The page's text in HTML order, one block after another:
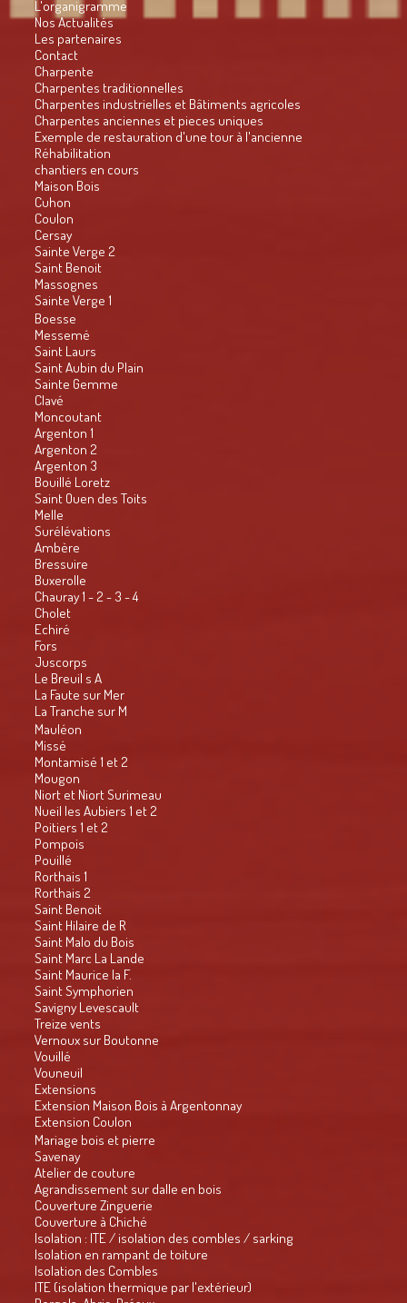
L'organigramme
Nos Actualités
Les partenaires
Contact
Charpente
Charpentes traditionnelles
Charpentes industrielles et Bâtiments agricoles
Charpentes anciennes et pieces uniques
Exemple de restauration d'une tour à l'ancienne
Réhabilitation
chantiers en cours
Maison Bois
Cuhon
Coulon
Cersay
Sainte Verge 2
Saint Benoit
Massognes
Sainte Verge 1
Boesse
Messemé
Saint Laurs
Saint Aubin du Plain
Sainte Gemme
Clavé
Moncoutant
Argenton 1
Argenton 2
Argenton 3
Bouillé Loretz
Saint Ouen des Toits
Melle
Surélévations
Ambère
Bressuire
Buxerolle
Chauray 1 - 2 - 3 - 4
Cholet
Echiré
Fors
Juscorps
Le Breuil s A
La Faute sur Mer
La Tranche sur M
Mauléon
Missé
Montamisé 1 et 2
Mougon
Niort et Niort Surimeau
Nueil les Aubiers 1 et 2
Poitiers 1 et 2
Pompois
Pouillé
Rorthais 1
Rorthais 2
Saint Benoit
Saint Hilaire de R
Saint Malo du Bois
Saint Marc La Lande
Saint Maurice la F.
Saint Symphorien
Savigny Levescault
Treize vents
Vernoux sur Boutonne
Vouillé
Vouneuil
Extensions
Extension Maison Bois à Argentonnay
Extension Coulon
Mariage bois et pierre
Savenay
Atelier de couture
Agrandissement sur dalle en bois
Couverture Zinguerie
Couverture à Chiché
Isolation : ITE / isolation des combles / sarking
Isolation en rampant de toiture
Isolation des Combles
ITE (isolation thermique par l'extérieur)